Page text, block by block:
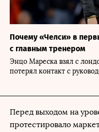
Почему «Челси» в
с главным тренером
Энцо Мареска взял с
потерял контакт с
Перед выходом на
протестировало